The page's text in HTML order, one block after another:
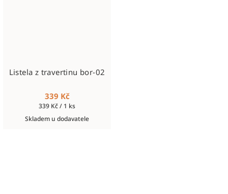
Listela z travertinu bor-02
339 Kč
Měrná
cena:
339 Kč / 1 ks
Skladem u dodavatele